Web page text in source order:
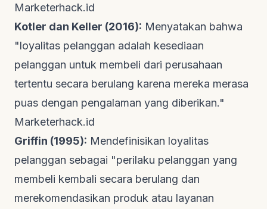
Marketerhack.id
Kotler dan Keller (2016): Menyatakan bahwa
"loyalitas pelanggan adalah kesediaan
pelanggan untuk membeli dari perusahaan
tertentu secara berulang karena mereka merasa
puas dengan pengalaman yang diberikan."
Marketerhack.id
Griffin (1995): Mendefinisikan loyalitas
pelanggan sebagai "perilaku pelanggan yang
membeli kembali secara berulang dan
merekomendasikan produk atau layanan